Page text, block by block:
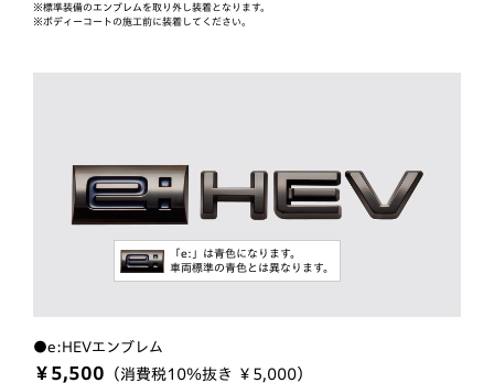
※標準装備のエンブレムを取り外し装着となります。
※ボディーコートの施工前に装着してください。
「e:」は青色になります。
車両標準の青色とは異なります。
●e:HEVエンブレム
￥5,500 （消費税10％抜き ￥5,000）